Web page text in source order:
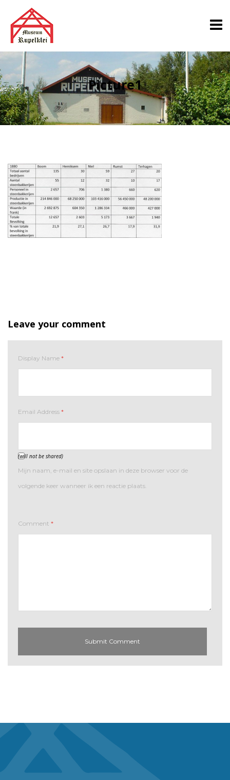
Picture1
Leave your comment
Display Name *
Email Address *
(will not be shared)
Mijn naam, e-mail en site opslaan in deze browser voor de
volgende keer wanneer ik een reactie plaats.
Comment *